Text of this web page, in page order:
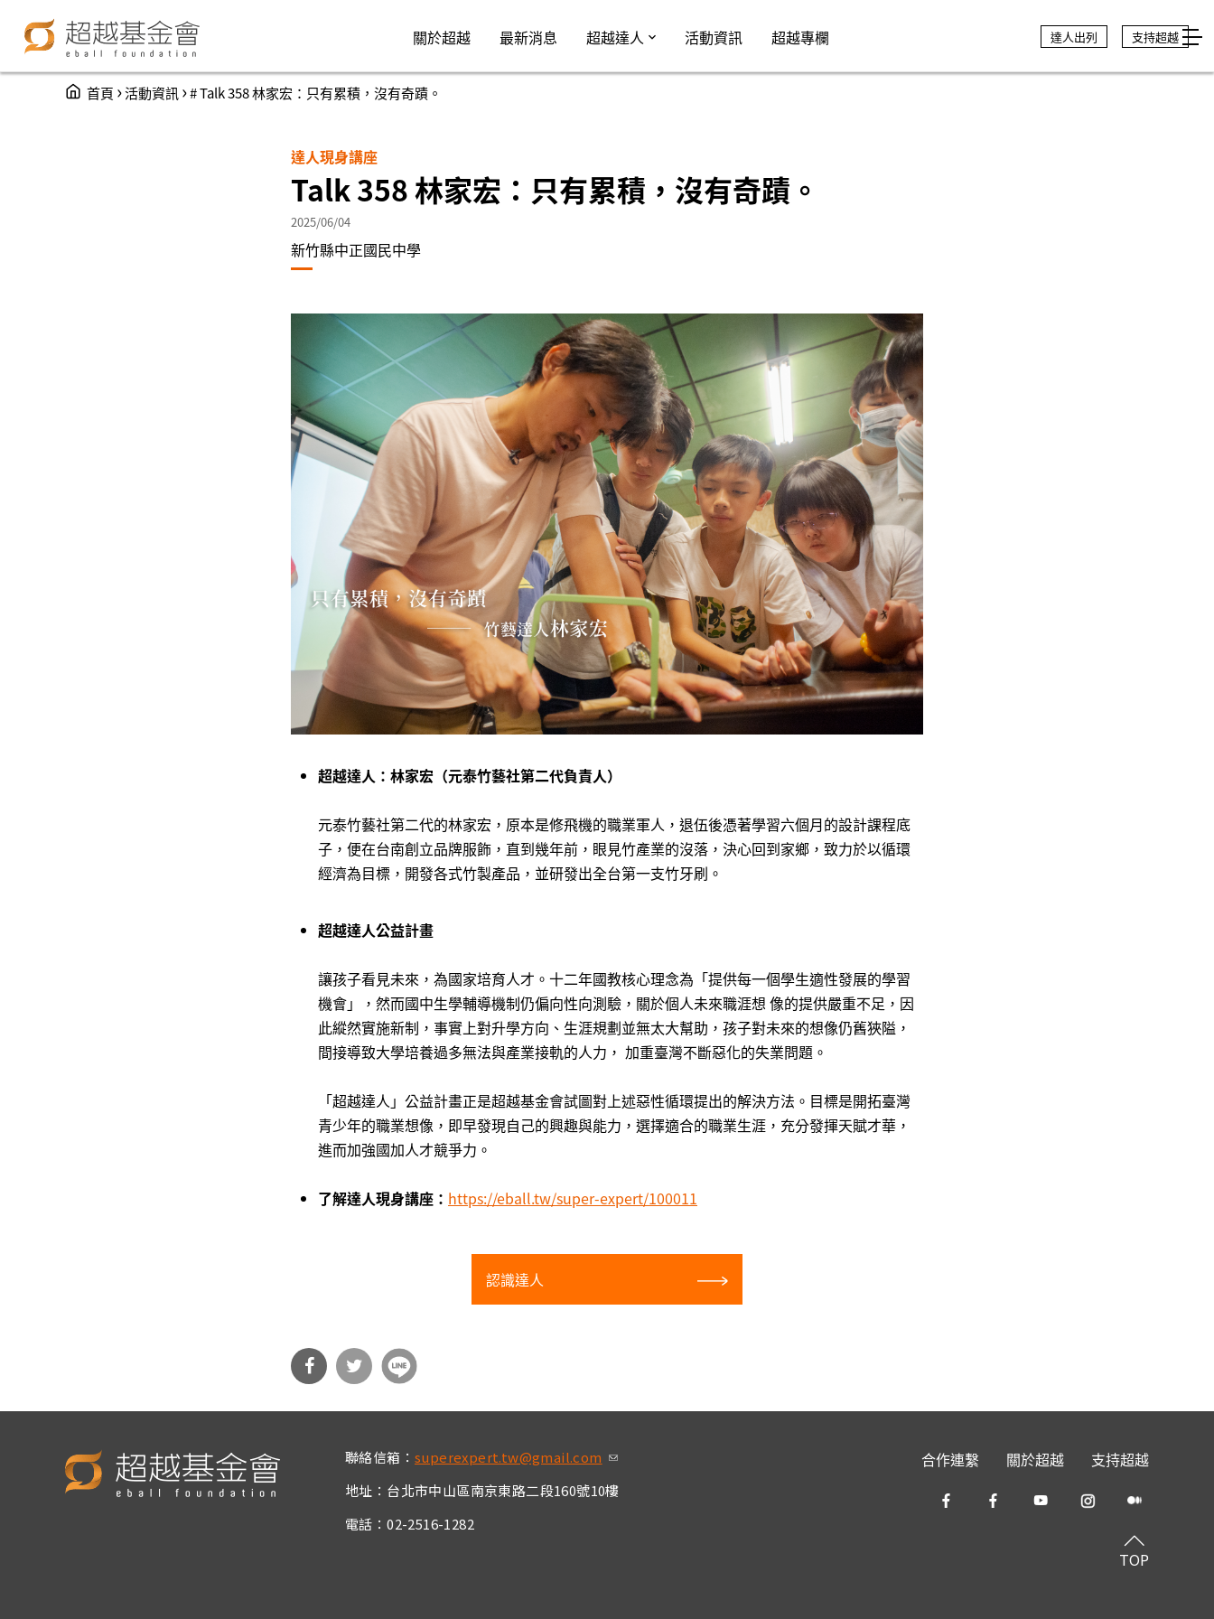
You are here
首頁 ›活動資訊 ›# Talk 358 林家宏：只有累積，沒有奇蹟。
達人現身講座
Talk 358 林家宏：只有累積，沒有奇蹟。
2025/06/04
新竹縣中正國民中學
超越達人：林家宏（元泰竹藝社第二代負責人）
元泰竹藝社第二代的林家宏，原本是修飛機的職業軍人，退伍後憑著學習六個月的設計課程底
子，便在台南創立品牌服飾，直到幾年前，眼見竹產業的沒落，決心回到家鄉，致力於以循環
經濟為目標，開發各式竹製產品，並研發出全台第一支竹牙刷。
超越達人公益計畫
讓孩子看見未來，為國家培育人才。十二年國教核心理念為「提供每一個學生適性發展的學習
機會」，然而國中生學輔導機制仍偏向性向測驗，關於個人未來職涯想 像的提供嚴重不足，因
此縱然實施新制，事實上對升學方向、生涯規劃並無太大幫助，孩子對未來的想像仍舊狹隘，
間接導致大學培養過多無法與產業接軌的人力， 加重臺灣不斷惡化的失業問題。
「超越達人」公益計畫正是超越基金會試圖對上述惡性循環提出的解決方法。目標是開拓臺灣
青少年的職業想像，即早發現自己的興趣與能力，選擇適合的職業生涯，充分發揮天賦才華，
進而加強國加人才競爭力。
了解達人現身講座： https://eball.tw/super-expert/100011
認識達人
聯絡信箱： superexpert.tw@gmail.com (link sends e-mai
地址：台北市中山區南京東路二段160號10樓
電話：02-2516-1282
合作連繫 關於超越 支持超越
TOP
關於超越 最新消息 超越達人 活動資訊 超越專欄 達人出列 支持超越